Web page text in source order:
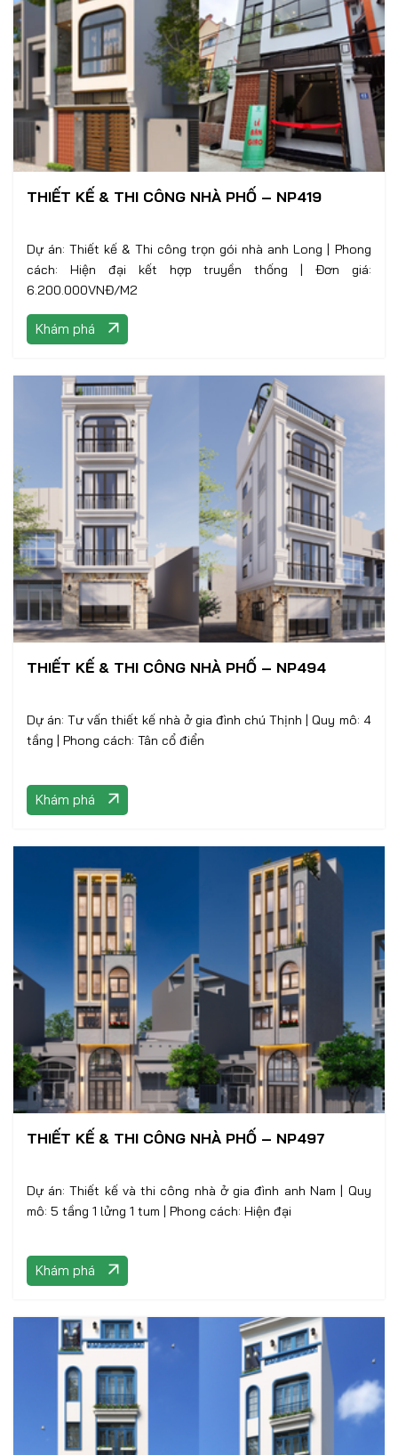
THIẾT KẾ & THI CÔNG NHÀ PHỐ – NP419
Dự án: Thiết kế & Thi công trọn gói nhà anh Long | Phong
cách: Hiện đại kết hợp truyền thống | Đơn giá:
6.200.000VNĐ/M2
Khám phá
THIẾT KẾ & THI CÔNG NHÀ PHỐ – NP494
Dự án: Tư vấn thiết kế nhà ở gia đình chú Thịnh | Quy mô: 4
tầng | Phong cách: Tân cổ điển
Khám phá
THIẾT KẾ & THI CÔNG NHÀ PHỐ – NP497
Dự án: Thiết kế và thi công nhà ở gia đình anh Nam | Quy
mô: 5 tầng 1 lửng 1 tum | Phong cách: Hiện đại
Khám phá